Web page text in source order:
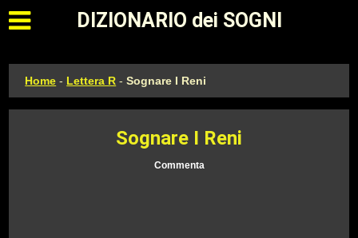
Apri il menu principale
DIZIONARIO dei SOGNI
Home - Lettera R -Sognare I Reni
Sognare I Reni
Commenta